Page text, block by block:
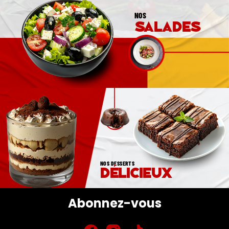
NOS
salades
NOS DESSERTS
délicieux
Abonnez-vous